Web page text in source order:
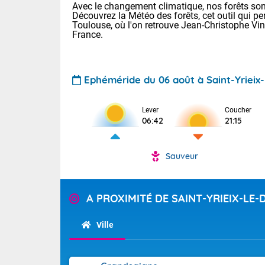
Pour la
Tendance
Avec le changement climatique, nos forêts
Découvrez la Météo des forêts, cet outil qui
Toulouse, où l'on retrouve Jean-Christophe
France.
Ephéméride du 06 août à Saint-
Lever
06:42
Coucher
21:15
Sauveur
A PROXIMITÉ DE SAINT-YRIEIX-LE-
Ville
Voici les
Lyon : 33
25 Nancy :
Risque
(84). Sur le
Sur les